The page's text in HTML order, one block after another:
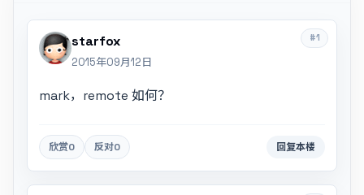
#1
starfox
2015年09月12日
mark，remote 如何？
欣赏0 反对0 回复本楼